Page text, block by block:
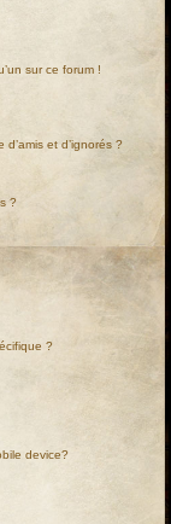
sur ce forum !
et d’ignorés ?
?
?
device?